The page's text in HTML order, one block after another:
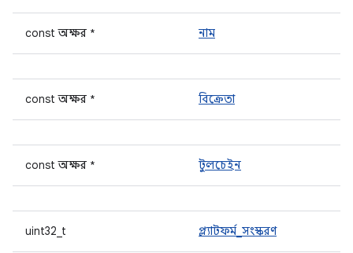
const অক্ষর * নাম
const অক্ষর * বিক্রেতা
const অক্ষর * টুলচেইন
uint32_t প্ল্যাটফর্ম_সংস্করণ